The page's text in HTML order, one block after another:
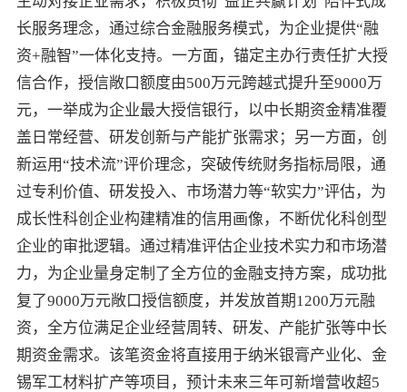
长服务理念，通过综合金融服务模式，为企业提供“融
资+融智”一体化支持。一方面，锚定主办行责任扩大授
信合作，授信敞口额度由500万元跨越式提升至9000万
元，一举成为企业最大授信银行，以中长期资金精准覆
盖日常经营、研发创新与产能扩张需求；另一方面，创
新运用“技术流”评价理念，突破传统财务指标局限，通
过专利价值、研发投入、市场潜力等“软实力”评估，为
成长性科创企业构建精准的信用画像，不断优化科创型
企业的审批逻辑。通过精准评估企业技术实力和市场潜
力，为企业量身定制了全方位的金融支持方案，成功批
复了9000万元敞口授信额度，并发放首期1200万元融
资，全方位满足企业经营周转、研发、产能扩张等中长
期资金需求。该笔资金将直接用于纳米银膏产业化、金
锡军工材料扩产等项目，预计未来三年可新增营收超5